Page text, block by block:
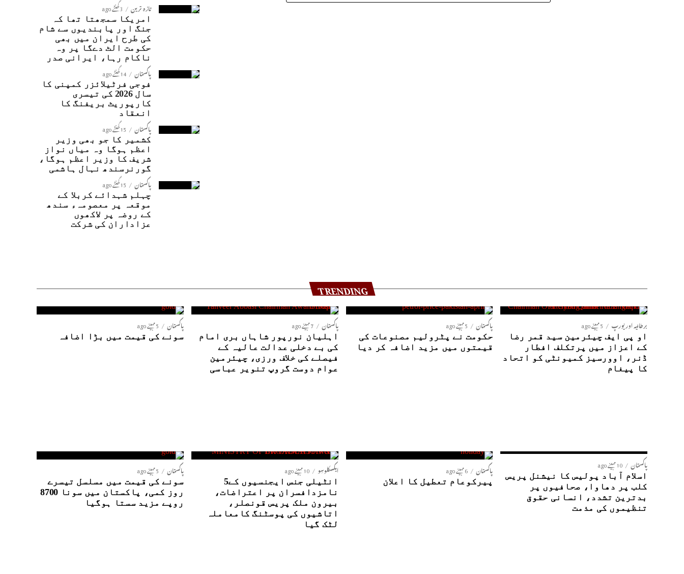
تازہ ترین 3 گھنٹے ago
امریکا سمجھتا تھا کہ
جنگ اور پابندیوں سے شام
کی طرح ایران میں بھی
حکومت الٹ دےگا پر وہ
ناکام رہا، ایرانی صدر
پاکستان 14 گھنٹے ago
فوجی فرٹیلائزر کمپنی کا
سال 2026 کی تیسری
کارپوریٹ بریفنگ کا
انعقاد
پاکستان 15 گھنٹے ago
کشمیر کا جو بھی وزیر
اعظم ہوگا وہ میاں نواز
شریف کا وزیر اعظم ہوگا،
گورنرسندھ نہال ہاشمی
پاکستان 15 گھنٹے ago
چہلم شہدائے کربلا کے
موقعہ پر معصومہء سندھ
کے روضہ پر لاکھوں
عزاداران کی شرکت
TRENDING
برطانیہ اور یورپ 5 مہینے ago
او پی ایف چیئرمین سید قمر رضا
کے اعزاز میں پرتکلف افطار
ڈنر، اوورسیز کمیونٹی کو اتحاد
کا پیغام
پاکستان 5 مہینے ago
حکومت نے پٹرولیم مصنوعات کی
قیمتوں میں مزید اضافہ کر دیا
پاکستان 7 مہینے ago
اہلیان نورپور شاہاں بری امام
کی بے دخلی عدالت عالیہ کے
فیصلے کی خلاف ورزی، چیئرمین
عوام دوست گروپ تنویر عباسی
پاکستان 5 مہینے ago
سونے کی قیمت میں بڑا اضافہ
پاکستان 10 مہینے ago
اسلام آباد پولیس کا نیشنل پریس
کلب پر دھاوا، صحافیوں پر
بدترین تشدد، انسانی حقوق
تنظیموں کی مذمت
پاکستان 6 مہینے ago
پیرکوعام تعطیل کا اعلان
ایکسکلوسِو 10 مہینے ago
انٹیلی جنس ایجنسیوں کے5
نامزدافسران پر اعتراضات،
بیرون ملک پریس قونصلر،
اتاشیوں کی پوسٹنگ کامعاملہ
لٹک گیا
پاکستان 5 مہینے ago
سونے کی قیمت میں مسلسل تیسرے
روز کمی، پاکستان میں سونا 8700
روپے مزید سستا ہوگیا